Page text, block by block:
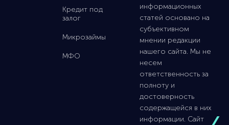
Кредит под
залог
Микрозаймы
МФО
информационных
статей основано на
субъективном
мнении редакции
нашего сайта. Мы не
несем
ответственность за
полноту и
достоверность
содержащейся в них
информации. Сайт